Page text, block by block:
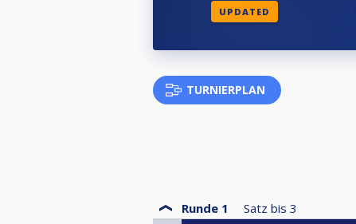
UPDATED
TURNIERPLAN
Runde 1 Satz bis 3